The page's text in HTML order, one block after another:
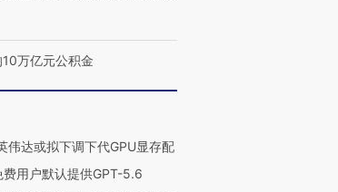
10万亿元公积金
伟达或拟下调下代GPU显存配
用户默认提供GPT-5.6